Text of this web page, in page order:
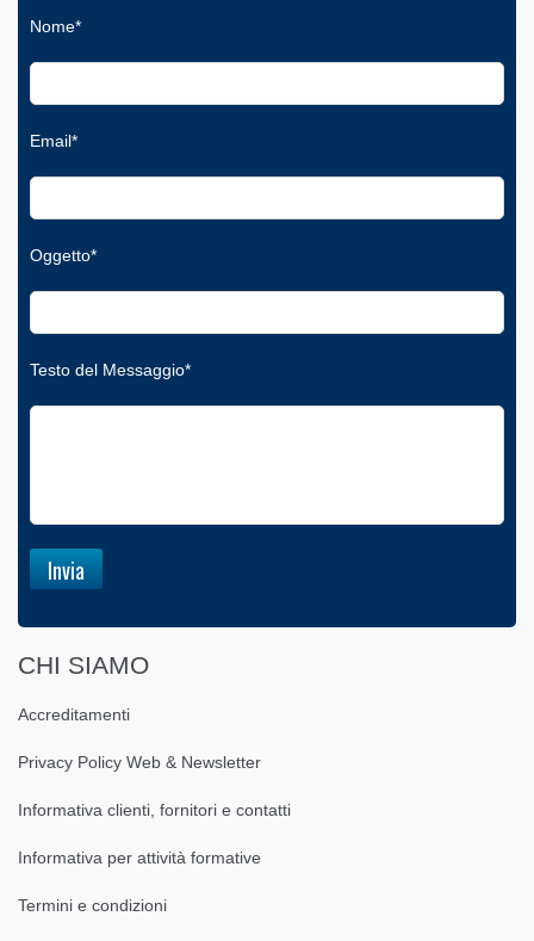
Nome*
Email*
Oggetto*
Testo del Messaggio*
CHI SIAMO
Accreditamenti
Privacy Policy Web & Newsletter
Informativa clienti, fornitori e contatti
Informativa per attività formative
Termini e condizioni